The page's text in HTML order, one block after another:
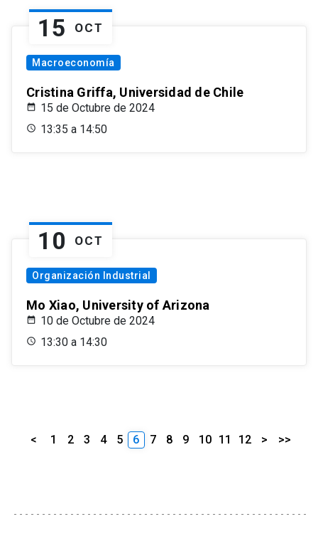
15 OCT
Macroeconomía
Cristina Griffa, Universidad de Chile
15 de Octubre de 2024
13:35 a 14:50
10 OCT
Organización Industrial
Mo Xiao, University of Arizona
10 de Octubre de 2024
13:30 a 14:30
< 1 2 3 4 5 6 7 8 9 10 11 12 > >>